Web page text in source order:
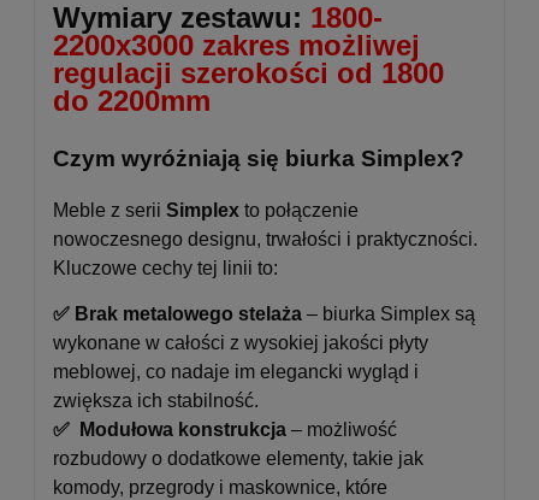
Wymiary zestawu: 1800-
2200x3000 zakres możliwej
regulacji szerokości od 1800
do 2200mm
Czym wyróżniają się biurka Simplex?
Meble z serii Simplex to połączenie
nowoczesnego designu, trwałości i praktyczności.
Kluczowe cechy tej linii to:
✅ Brak metalowego stelaża – biurka Simplex są
wykonane w całości z wysokiej jakości płyty
meblowej, co nadaje im elegancki wygląd i
zwiększa ich stabilność.
✅ Modułowa konstrukcja – możliwość
rozbudowy o dodatkowe elementy, takie jak
komody, przegrody i maskownice, które